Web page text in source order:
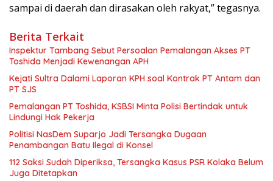
sampai di daerah dan dirasakan oleh rakyat,” tegasnya.
Berita Terkait
Inspektur Tambang Sebut Persoalan Pemalangan Akses PT
Toshida Menjadi Kewenangan APH
Kejati Sultra Dalami Laporan KPH soal Kontrak PT Antam dan
PT SJS
Pemalangan PT Toshida, KSBSI Minta Polisi Bertindak untuk
Lindungi Hak Pekerja
Politisi NasDem Suparjo Jadi Tersangka Dugaan
Penambangan Batu Ilegal di Konsel
112 Saksi Sudah Diperiksa, Tersangka Kasus PSR Kolaka Belum
Juga Ditetapkan